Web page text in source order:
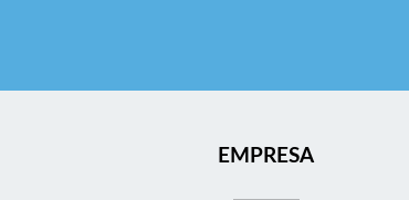
EMPRESA